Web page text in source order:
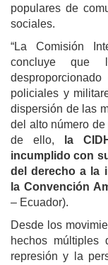
populares de
sociales.
“La Comisión
concluye
policiales y
dispersión de las
del alto número
de ello,
la
incumplido con
del derecho a la
la Convención
– Ecuador).
Desde los
hechos múltiples
represión y la